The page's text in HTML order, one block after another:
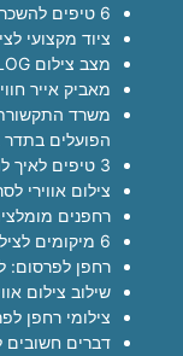
6 טיפים להשכרת רחפן לצילום אווירי
ציוד מקצועי
מצב צילום D-LOG יהפוך לך את הצילומים למרשימים יותר
מאביק אייר
הפועלים בתדר
3 טיפים לאיך להפיק את השוט צילום אווירי המדהים ביותר
צילום אווירי
רחפנים
6 מיקומים לצילומי רחפן בנתניה
רחפן לפרסום:
שילוב צילום
צילומי רחפן
דברים חשובים